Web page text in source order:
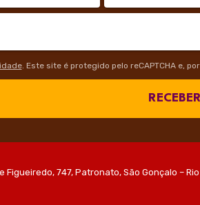
. Este site é protegido pelo reCAPTCHA e,
Figueiredo, 747, Patronato, São Gonçalo –